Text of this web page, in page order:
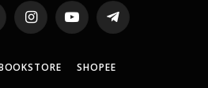
InstagramYouTubeTelegram
SHOPEE